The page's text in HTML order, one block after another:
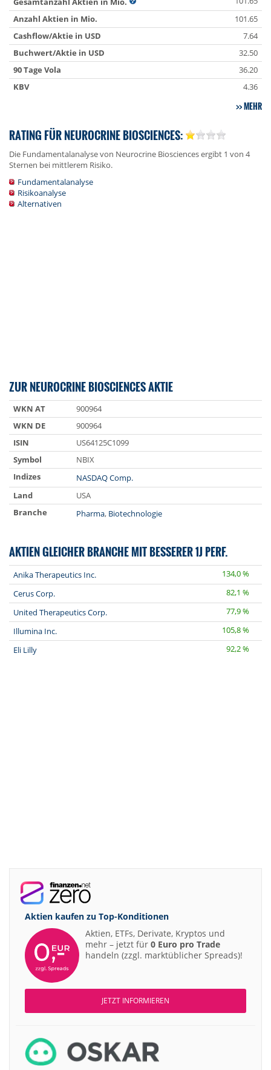
Anzahl Aktien in Mio.
101.65
Cashflow/Aktie in USD
7.64
Buchwert/Aktie in USD
32.50
90 Tage Vola
36.20
KBV
4.36
MEHR
RATING FÜR NEUROCRINE BIOSCIENCES:
Die Fundamentalanalyse von Neurocrine Biosciences ergibt 1 von 4
Sternen bei mittlerem Risiko.
Fundamentalanalyse
Risikoanalyse
Alternativen
ZUR NEUROCRINE BIOSCIENCES AKTIE
WKN AT
900964
WKN DE
900964
ISIN
US64125C1099
Symbol
NBIX
Indizes
NASDAQ Comp.
Land
USA
Branche
Pharma, Biotechnologie
AKTIEN GLEICHER BRANCHE MIT BESSERER 1J PERF.
Anika Therapeutics Inc.
134,0 %
Cerus Corp.
82,1 %
United Therapeutics Corp.
77,9 %
Illumina Inc.
105,8 %
Eli Lilly
92,2 %
Aktien kaufen zu Top-Konditionen
Aktien, ETFs, Derivate, Kryptos und
mehr – jetzt für 0 Euro pro Trade
handeln (zzgl. marktüblicher Spreads)!
JETZT INFORMIEREN